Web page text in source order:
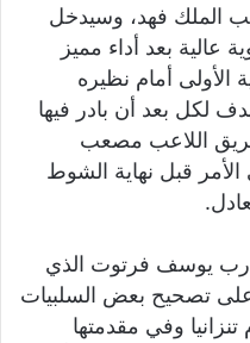
الملك فهد، وسيدخل
عالية بعد أداء مميز
الأولى أمام نظيره
لكل بعد أن بادر فيها
اللاعب مصعب
الأمر قبل نهاية الشوط
يوسف فرتوت الذي
تصحيح بعض السلبيات
وفي مقدمتها